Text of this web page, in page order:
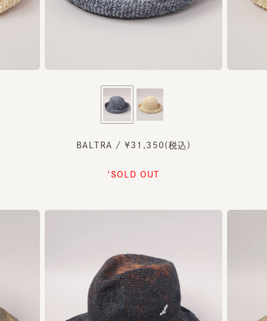
BALTRA / ¥31,350(税込)
'SOLD OUT